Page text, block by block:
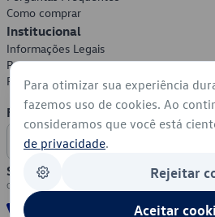
Como comprar
Institucional
Informações Legais
Política de Privacidade
Política de Cookies
Formas de Pagamento
Segurança
Para otimizar sua experiência
fazemos uso de cookies. Ao
consideramos que você está
de privacidade.
Rejeitar
Aceitar